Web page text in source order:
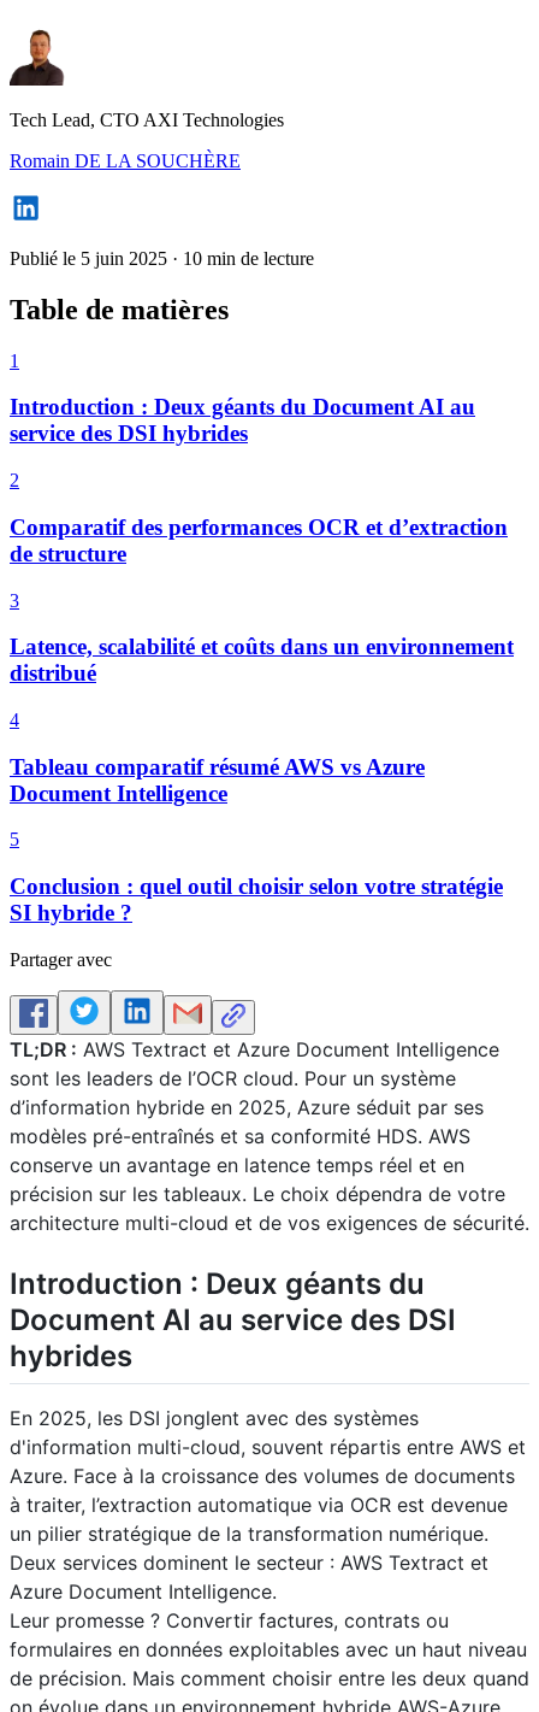
Tech Lead, CTO AXI Technologies
Romain DE LA SOUCHÈRE
Publié le 5 juin 2025 · 10 min de lecture
Table de matières
1
Introduction : Deux géants du Document AI au
service des DSI hybrides
2
Comparatif des performances OCR et d’extraction
de structure
3
Latence, scalabilité et coûts dans un environnement
distribué
4
Tableau comparatif résumé AWS vs Azure
Document Intelligence
5
Conclusion : quel outil choisir selon votre stratégie
SI hybride ?
Partager avec
TL;DR : AWS Textract et Azure Document Intelligence
sont les leaders de l’OCR cloud. Pour un système
d’information hybride en 2025, Azure séduit par ses
modèles pré-entraînés et sa conformité HDS. AWS
conserve un avantage en latence temps réel et en
précision sur les tableaux. Le choix dépendra de votre
architecture multi-cloud et de vos exigences de sécurité.
Introduction : Deux géants du
Document AI au service des DSI
hybrides
En 2025, les DSI jonglent avec des systèmes
d'information multi-cloud, souvent répartis entre AWS et
Azure. Face à la croissance des volumes de documents
à traiter, l’extraction automatique via OCR est devenue
un pilier stratégique de la transformation numérique.
Deux services dominent le secteur : AWS Textract et
Azure Document Intelligence.
Leur promesse ? Convertir factures, contrats ou
formulaires en données exploitables avec un haut niveau
de précision. Mais comment choisir entre les deux quand